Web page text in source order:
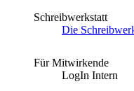
Schreibwerkstatt
Die
Für Mitwirkende
LogIn Intern